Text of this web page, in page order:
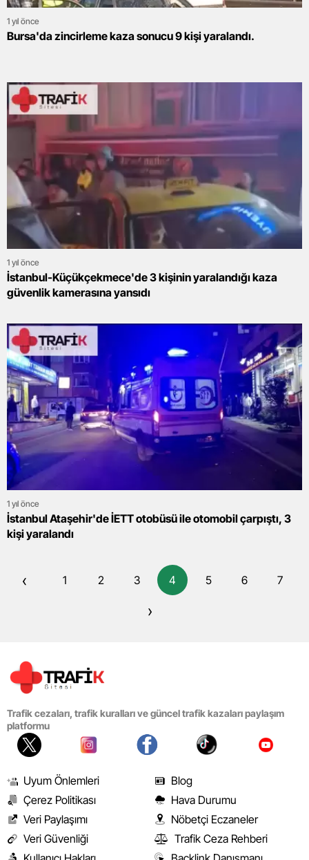
1 yıl önce
Bursa'da zincirleme kaza sonucu 9 kişi yaralandı.
1 yıl önce
İstanbul-Küçükçekmece'de 3 kişinin yaralandığı kaza
güvenlik kamerasına yansıdı
1 yıl önce
İstanbul Ataşehir'de İETT otobüsü ile otomobil çarpıştı, 3
kişi yaralandı
‹ 1 2 3 4 5 6 7
›
Trafik cezaları, trafik kuralları ve güncel trafik kazaları paylaşım
platformu
Uyum Önlemleri
Çerez Politikası
Veri Paylaşımı
Veri Güvenliği
Blog
Hava Durumu
Nöbetçi Eczaneler
Trafik Ceza Rehberi